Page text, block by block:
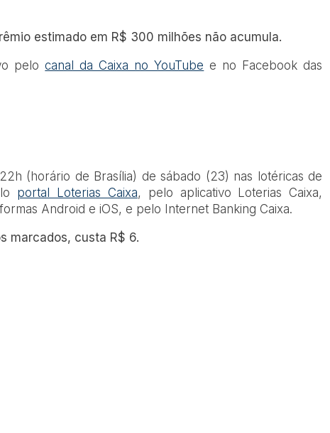
estimado em R$ 300 milhões não acumula.
pelocanal da Caixa no YouTube e no Facebook das
(horário de Brasília) de sábado (23) nas lotéricas de
portal Loterias Caixa, pelo aplicativo Loterias Caixa,
Android e iOS, e pelo Internet Banking Caixa.
marcados, custa R$ 6.